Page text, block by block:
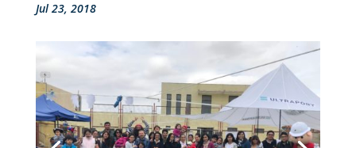
Jul 23, 2018